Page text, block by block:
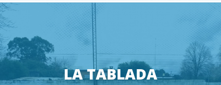
LA TABLADA